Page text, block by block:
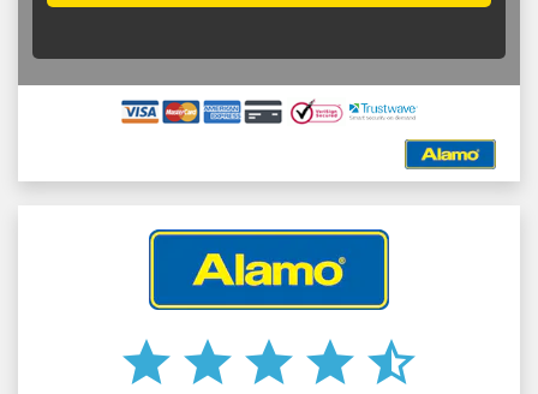
star star star star star_half